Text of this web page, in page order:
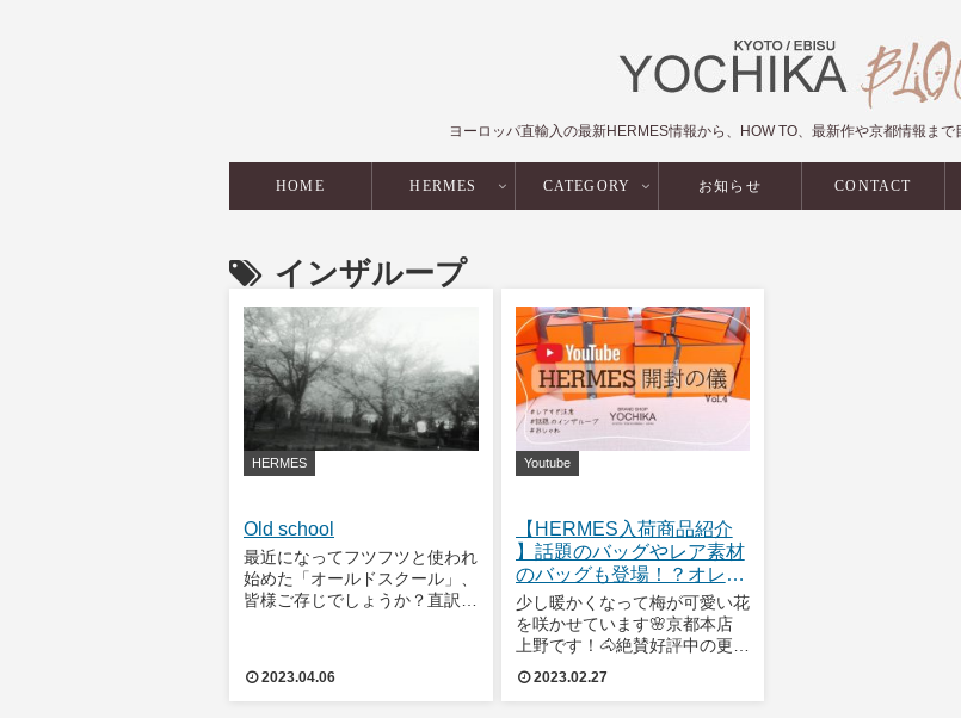
ヨーロッパ直輸入の最新HERMES情報から、HOW TO、最新作や京都情報まで
HOME HERMES CATEGORY お知らせ CONTACT
インザループ
HERMES
Old school
最近になってフツフツと使われ
始めた「オールドスクール」、
皆様ご存じでしょうか？直訳す
す。今日のブログスタッフも昔
ながらのものには目が無いタチ
2023.04.06
Youtube
【HERMES入荷商品紹介
】話題のバッグやレア素材
のバッグも登場！？オレン
ジボックス開封の儀！vol.4
少し暖かくなって梅が可愛い花
を咲かせています🌸京都本店
上野です！🐴絶賛好評中の更新
致しました！今回も、「オレン
ジボックス開封の儀！」と称し
2023.02.27